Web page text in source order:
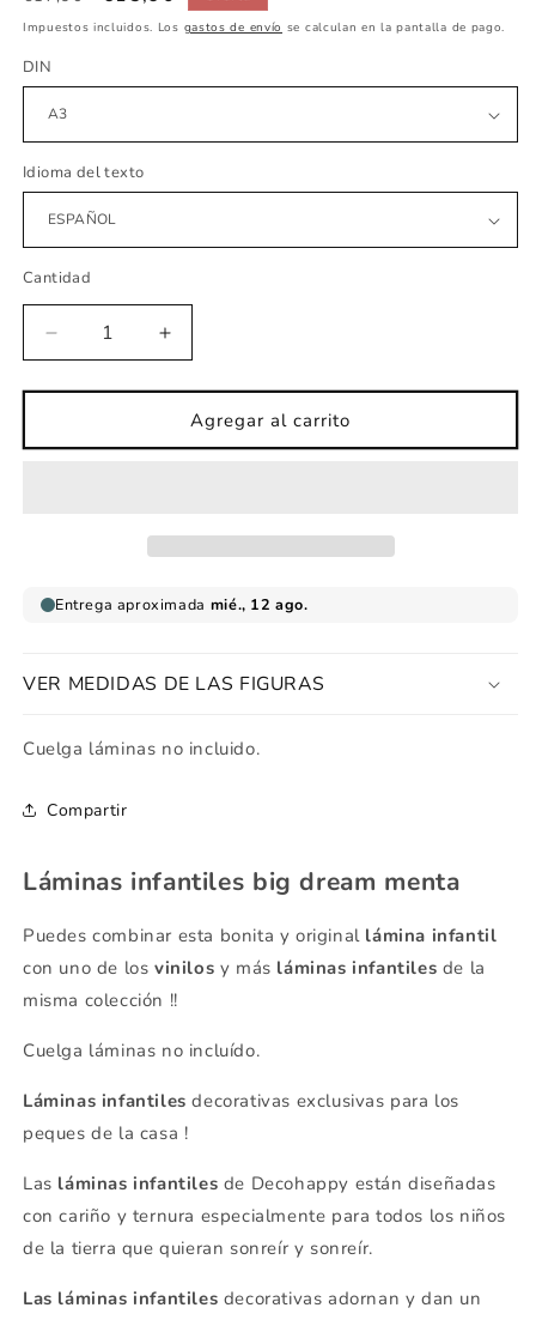
habitualde
Impuestos incluidos. Los gastos de envío se calculan en la pantalla de pago.
DIN
Idioma del texto
Cantidad
Reducir
cantidad
para
infantil
Aumentar
cantidad
para
Lámina
infantil
Agregar al carrito
VER MEDIDAS DE LAS FIGURAS
Cuelga láminas no incluido.
Compartir
Láminas infantiles big dream menta
Puedes combinar esta bonita y original lámina infantil
con uno de los vinilos y más láminas infantiles de la
misma colección !!
Cuelga láminas no incluído.
Láminas infantiles decorativas exclusivas para los
peques de la casa !
Las láminas infantiles de Decohappy están diseñadas
con cariño y ternura especialmente para todos los niños
de la tierra que quieran sonreír y sonreír.
Las láminas infantiles decorativas adornan y dan un